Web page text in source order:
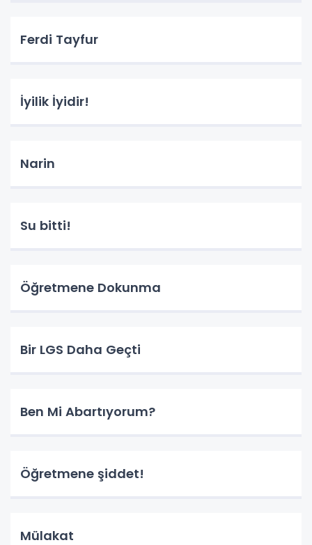
Ferdi Tayfur
İyilik İyidir!
Narin
Su bitti!
Öğretmene Dokunma
Bir LGS Daha Geçti
Ben Mi Abartıyorum?
Öğretmene şiddet!
Mülakat